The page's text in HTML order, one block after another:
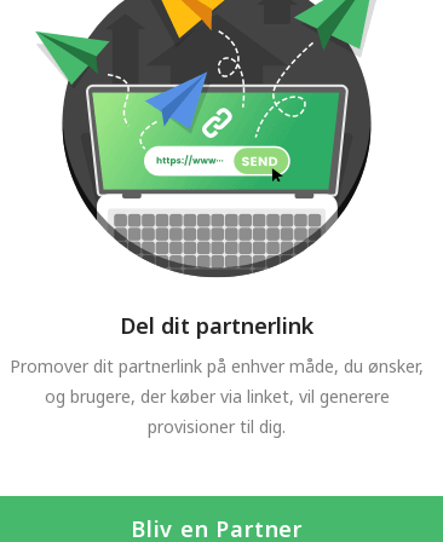
Del dit partnerlink
Promover dit partnerlink på enhver måde, du ønsker,
og brugere, der køber via linket, vil generere
provisioner til dig.
Bliv en Partner